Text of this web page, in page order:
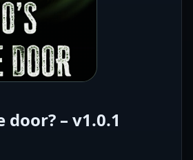
door? – v1.0.1